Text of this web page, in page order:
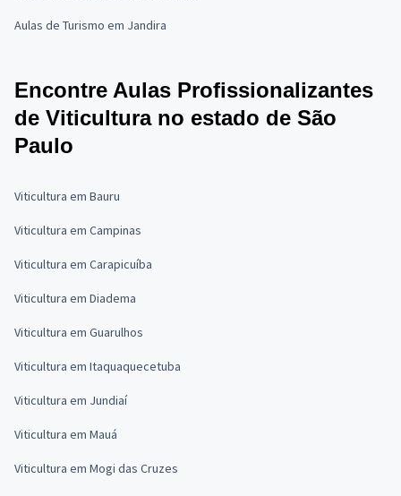
Aulas de Turismo em Jandira
Encontre Aulas Profissionalizantes
de Viticultura no estado de São
Paulo
Viticultura em Bauru
Viticultura em Campinas
Viticultura em Carapicuíba
Viticultura em Diadema
Viticultura em Guarulhos
Viticultura em Itaquaquecetuba
Viticultura em Jundiaí
Viticultura em Mauá
Viticultura em Mogi das Cruzes